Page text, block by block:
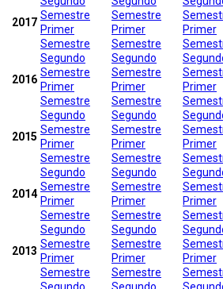
2017
Semestre
Primer
Semestre
Semestre
Primer
Semestre
Primer
2016
Segundo
Semestre
Primer
Semestre
Segundo
Semestre
Primer
Semestre
Primer
2015
Segundo
Semestre
Primer
Semestre
Segundo
Semestre
Primer
Semestre
Primer
2014
Segundo
Semestre
Primer
Semestre
Segundo
Semestre
Primer
Semestre
Primer
2013
Segundo
Semestre
Primer
Semestre
Segundo
Semestre
Primer
Semestre
Primer